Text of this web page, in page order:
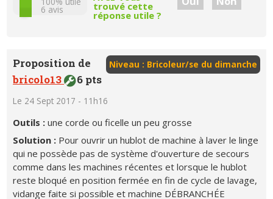
6 avis trouvé cette
réponse utile ?
Niveau : Bricoleur/se du dimanche
Proposition de
bricolo13
6 pts
Le 24 Sept 2017 - 11h16
Outils :une corde ou ficelle un peu grosse
Solution : Pour ouvrir un hublot de machine à laver le linge
qui ne possède pas de système d'ouverture de secours
comme dans les machines récentes et lorsque le hublot
reste bloqué en position fermée en fin de cycle de lavage,
vidange faite si possible et machine DÉBRANCHÉE